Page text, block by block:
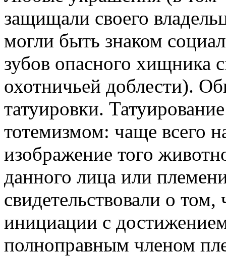
защищали своего
могли быть знаком
зубов опасного хищника
охотничьей доблести).
татуировки.
тотемизмом: чаще всего
изображение того
данного лица или
свидетельствовали о
инициации с
полноправным членом